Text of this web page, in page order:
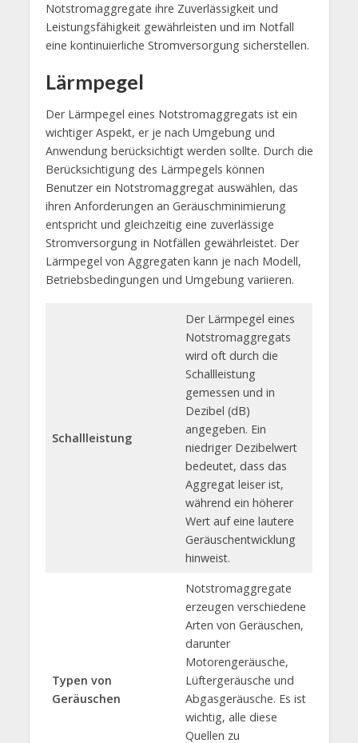
Notstromaggregate ihre Zuverlässigkeit und
Leistungsfähigkeit gewährleisten und im Notfall
eine kontinuierliche Stromversorgung sicherstellen.
Lärmpegel
Der Lärmpegel eines Notstromaggregats ist ein
wichtiger Aspekt, er je nach Umgebung und
Anwendung berücksichtigt werden sollte. Durch die
Berücksichtigung des Lärmpegels können
Benutzer ein Notstromaggregat auswählen, das
ihren Anforderungen an Geräuschminimierung
entspricht und gleichzeitig eine zuverlässige
Stromversorgung in Notfällen gewährleistet. Der
Lärmpegel von Aggregaten kann je nach Modell,
Betriebsbedingungen und Umgebung variieren.
Schallleistung
Der Lärmpegel eines
Notstromaggregats
wird oft durch die
Schallleistung
gemessen und in
Dezibel (dB)
angegeben. Ein
niedriger Dezibelwert
bedeutet, dass das
Aggregat leiser ist,
während ein höherer
Wert auf eine lautere
Geräuschentwicklung
hinweist.
Typen von
Geräuschen
Notstromaggregate
erzeugen verschiedene
Arten von Geräuschen,
darunter
Motorengeräusche,
Lüftergeräusche und
Abgasgeräusche. Es ist
wichtig, alle diese
Quellen zu